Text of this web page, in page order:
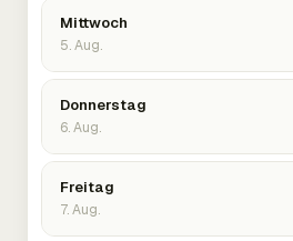
Mittwoch
5. Aug.
Donnerstag
6. Aug.
Freitag
7. Aug.